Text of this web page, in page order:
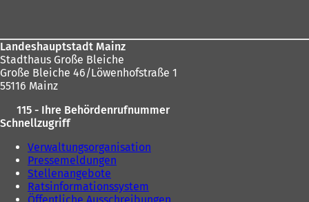
Landeshauptstadt Mainz
Stadthaus Große Bleiche
Große Bleiche 46/Löwenhofstraße 1
55116 Mainz
115 - Ihre Behördenrufnummer
Schnellzugriff
Verwaltungsorganisation
Pressemeldungen
Stellenangebote
Ratsinformationssystem